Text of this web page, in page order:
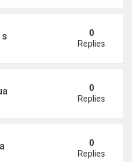
Hoài Tâm
0
Replies
thu' sau 26 năm
0
Replies
Lê
0
Replies